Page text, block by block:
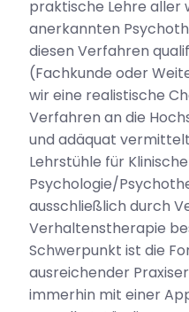
praktische Lehre aller
anerkannten
diesen Verfahren
(Fachkunde oder
wir eine realistische
Verfahren an die
und adäquat
Lehrstühle für Klinische
Psychologie/
ausschließlich durch
Verhaltenstherapie
Schwerpunkt ist die
ausreichender
immerhin mit einer